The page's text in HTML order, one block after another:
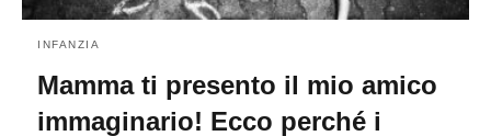
INFANZIA
Mamma ti presento il mio amico
immaginario! Ecco perché i